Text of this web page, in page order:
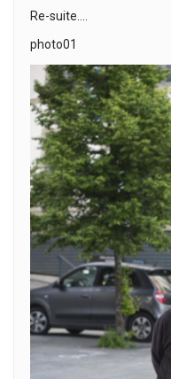
Re-suite….
photo01